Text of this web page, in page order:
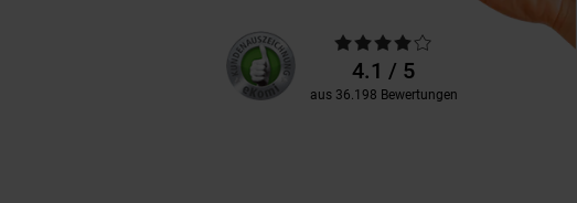
Unsere
Kundenbewertungen
Durchschnittliche
Bewertungen4.1 / 5
aus 36.198 Bewertungen